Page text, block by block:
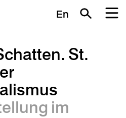
En
St.
im